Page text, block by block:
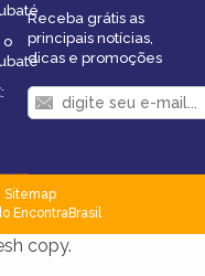
o
:
Receba grátis as
principais notícias,
dicas e promoções
Sitemap
EncontraBrasil
copy.